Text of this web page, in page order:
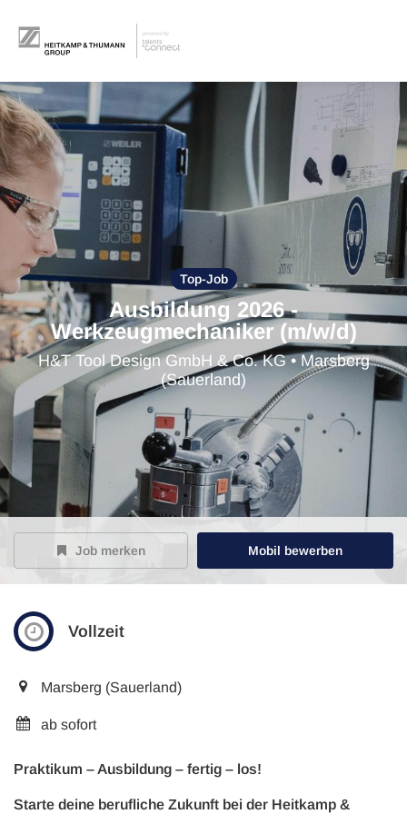
Top-Job
Ausbildung 2026 -
Werkzeugmechaniker (m/w/d)
H&T Tool Design GmbH & Co. KG • Marsberg
(Sauerland)
Job merken Mobil bewerben
Vollzeit
Marsberg (Sauerland)
ab sofort
Praktikum – Ausbildung – fertig – los!
Starte deine berufliche Zukunft bei der Heitkamp &